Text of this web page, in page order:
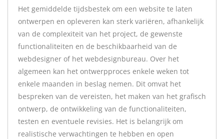
Het gemiddelde tijdsbestek om een website te laten
ontwerpen en opleveren kan sterk variëren, afhankelijk
van de complexiteit van het project, de gewenste
functionaliteiten en de beschikbaarheid van de
webdesigner of het webdesignbureau. Over het
algemeen kan het ontwerpproces enkele weken tot
enkele maanden in beslag nemen. Dit omvat het
bespreken van de vereisten, het maken van het grafisch
ontwerp, de ontwikkeling van de functionaliteiten,
testen en eventuele revisies. Het is belangrijk om
realistische verwachtingen te hebben en open